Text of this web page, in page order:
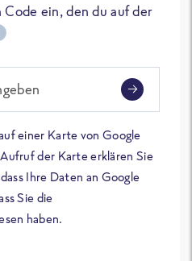
ein, den du auf der
einer Karte von Google
der Karte erklären Sie
Ihre Daten an Google
Sie die
haben.